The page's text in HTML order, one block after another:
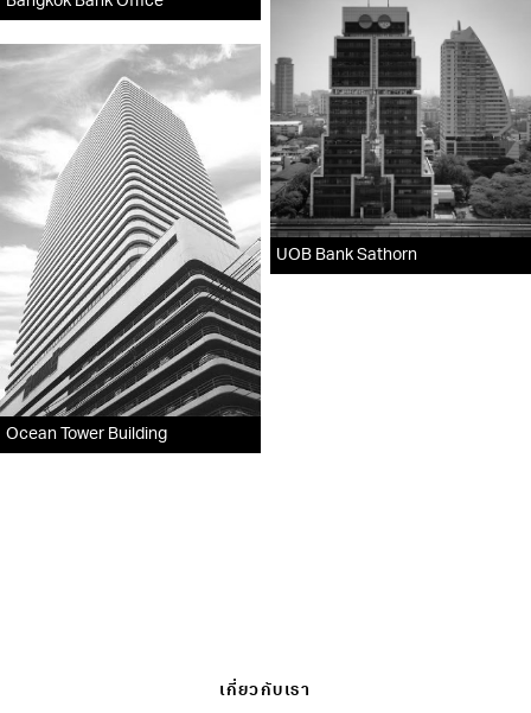
UOB Bank Sathorn
Ocean Tower Building
เกี่ยวกับเรา